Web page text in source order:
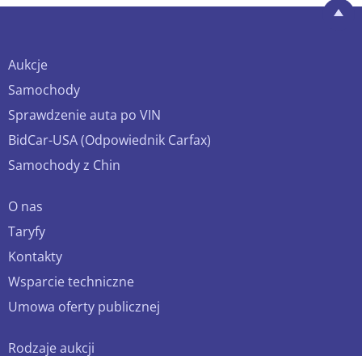
Aukcje
Samochody
Sprawdzenie auta po VIN
BidCar-USA (Odpowiednik Carfax)
Samochody z Chin
O nas
Taryfy
Kontakty
Wsparcie techniczne
Umowa oferty publicznej
Rodzaje aukcji